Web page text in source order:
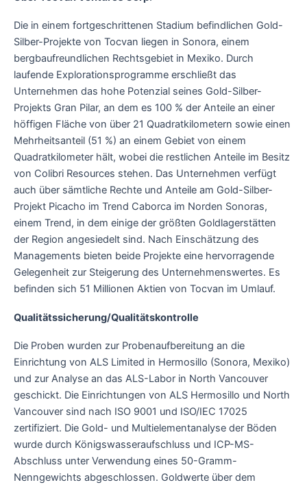
Die in einem fortgeschrittenen Stadium befindlichen Gold-
Silber-Projekte von Tocvan liegen in Sonora, einem
bergbaufreundlichen Rechtsgebiet in Mexiko. Durch
laufende Explorationsprogramme erschließt das
Unternehmen das hohe Potenzial seines Gold-Silber-
Projekts Gran Pilar, an dem es 100 % der Anteile an einer
höffigen Fläche von über 21 Quadratkilometern sowie einen
Mehrheitsanteil (51 %) an einem Gebiet von einem
Quadratkilometer hält, wobei die restlichen Anteile im Besitz
von Colibri Resources stehen. Das Unternehmen verfügt
auch über sämtliche Rechte und Anteile am Gold-Silber-
Projekt Picacho im Trend Caborca im Norden Sonoras,
einem Trend, in dem einige der größten Goldlagerstätten
der Region angesiedelt sind. Nach Einschätzung des
Managements bieten beide Projekte eine hervorragende
Gelegenheit zur Steigerung des Unternehmenswertes. Es
befinden sich 51 Millionen Aktien von Tocvan im Umlauf.
Qualitätssicherung/Qualitätskontrolle
Die Proben wurden zur Probenaufbereitung an die
Einrichtung von ALS Limited in Hermosillo (Sonora, Mexiko)
und zur Analyse an das ALS-Labor in North Vancouver
geschickt. Die Einrichtungen von ALS Hermosillo und North
Vancouver sind nach ISO 9001 und ISO/IEC 17025
zertifiziert. Die Gold- und Multielementanalyse der Böden
wurde durch Königswasseraufschluss und ICP-MS-
Abschluss unter Verwendung eines 50-Gramm-
Nenngewichts abgeschlossen. Goldwerte über dem